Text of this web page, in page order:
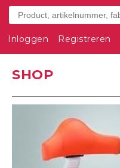
Inloggen Registreren
SHOP